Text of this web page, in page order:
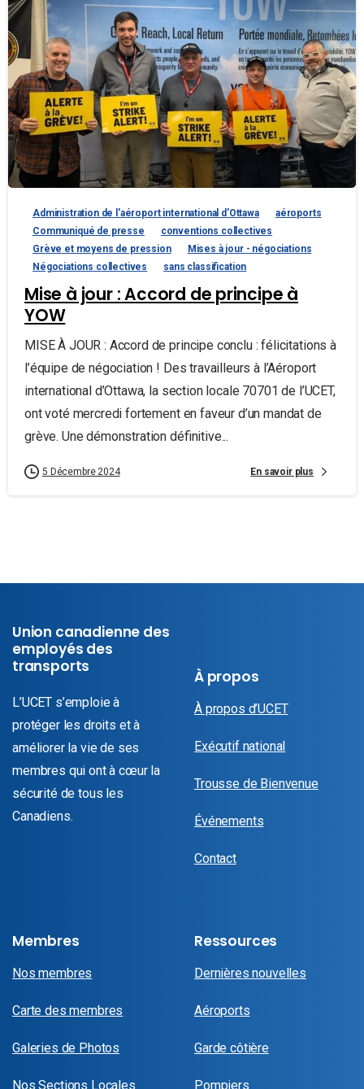
Administration de l'aéroport international d'Ottawa
aéroports
Communiqué de presse
conventions collectives
Grève et moyens de pression
Mises à jour - négociations
Négociations collectives
sans classification
Mise à jour : Accord de principe à
YOW
MISE À JOUR : Accord de principe conclu : félicitations à
l’équipe de négociation ! Des travailleurs à l’Aéroport
international d’Ottawa, la section locale 70701 de l’UCET,
ont voté mercredi fortement en faveur d’un mandat de
grève. Une démonstration définitive...
5 Décembre 2024 En savoir plus
Union canadienne des
employés des
transports
L’UCET s’emploie à
protéger les droits et à
améliorer la vie de ses
membres qui ont à cœur la
sécurité de tous les
Canadiens.
À propos
À propos d’UCET
Exécutif national
Trousse de Bienvenue
Événements
Contact
Membres
Nos membres
Carte des membres
Galeries de Photos
Nos Sections Locales
Ressources
Dernières nouvelles
Aéroports
Garde côtière
Pompiers